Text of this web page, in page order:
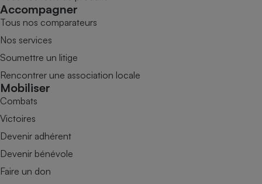
Accompagner
Tous nos comparateurs
Nos services
Soumettre un litige
Rencontrer une association locale
Mobiliser
Combats
Victoires
Devenir adhérent
Devenir bénévole
Faire un don